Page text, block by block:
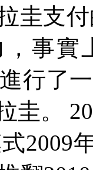
圭支
事實
行了
圭。
2009